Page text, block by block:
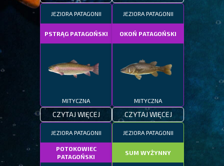
JEZIORA PATAGONII
PSTRĄG PATAGOŃSKI
MITYCZNA
CZYTAJ WIĘCEJ
JEZIORA PATAGONII
OKOŃ PATAGOŃSKI
MITYCZNA
CZYTAJ WIĘCEJ
JEZIORA PATAGONII
POTOKOWIEC
PATAGOŃSKI
JEZIORA PATAGONII
SUM WYŻYNNY